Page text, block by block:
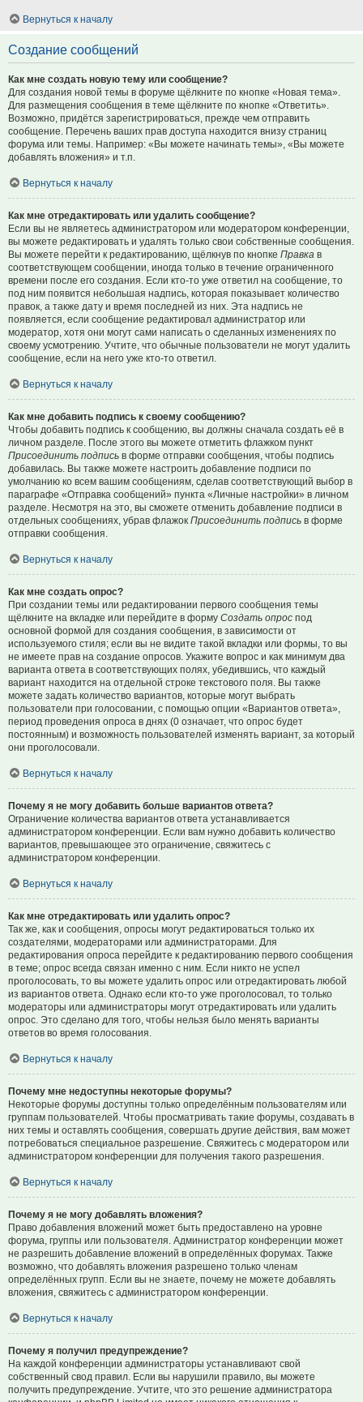
Вернуться к началу
Создание сообщений
Как мне создать новую тему или сообщение?
Для создания новой темы в форуме щёлкните по кнопке «Новая тема».
Для размещения сообщения в теме щёлкните по кнопке «Ответить».
Возможно, придётся зарегистрироваться, прежде чем отправить
сообщение. Перечень ваших прав доступа находится внизу страниц
форума или темы. Например: «Вы можете начинать темы», «Вы можете
добавлять вложения» и т.п.
Вернуться к началу
Как мне отредактировать или удалить сообщение?
Если вы не являетесь администратором или модератором конференции,
вы можете редактировать и удалять только свои собственные сообщения.
Вы можете перейти к редактированию, щёлкнув по кнопке Правка в
соответствующем сообщении, иногда только в течение ограниченного
времени после его создания. Если кто-то уже ответил на сообщение, то
под ним появится небольшая надпись, которая показывает количество
правок, а также дату и время последней из них. Эта надпись не
появляется, если сообщение редактировал администратор или
модератор, хотя они могут сами написать о сделанных изменениях по
своему усмотрению. Учтите, что обычные пользователи не могут удалить
сообщение, если на него уже кто-то ответил.
Вернуться к началу
Как мне добавить подпись к своему сообщению?
Чтобы добавить подпись к сообщению, вы должны сначала создать её в
личном разделе. После этого вы можете отметить флажком пункт
Присоединить подпись в форме отправки сообщения, чтобы подпись
добавилась. Вы также можете настроить добавление подписи по
умолчанию ко всем вашим сообщениям, сделав соответствующий выбор в
параграфе «Отправка сообщений» пункта «Личные настройки» в личном
разделе. Несмотря на это, вы сможете отменить добавление подписи в
отдельных сообщениях, убрав флажок Присоединить подпись в форме
отправки сообщения.
Вернуться к началу
Как мне создать опрос?
При создании темы или редактировании первого сообщения темы
щёлкните на вкладке или перейдите в форму Создать опрос под
основной формой для создания сообщения, в зависимости от
используемого стиля; если вы не видите такой вкладки или формы, то вы
не имеете прав на создание опросов. Укажите вопрос и как минимум два
варианта ответа в соответствующих полях, убедившись, что каждый
вариант находится на отдельной строке текстового поля. Вы также
можете задать количество вариантов, которые могут выбрать
пользователи при голосовании, с помощью опции «Вариантов ответа»,
период проведения опроса в днях (0 означает, что опрос будет
постоянным) и возможность пользователей изменять вариант, за который
они проголосовали.
Вернуться к началу
Почему я не могу добавить больше вариантов ответа?
Ограничение количества вариантов ответа устанавливается
администратором конференции. Если вам нужно добавить количество
вариантов, превышающее это ограничение, свяжитесь с
администратором конференции.
Вернуться к началу
Как мне отредактировать или удалить опрос?
Так же, как и сообщения, опросы могут редактироваться только их
создателями, модераторами или администраторами. Для
редактирования опроса перейдите к редактированию первого сообщения
в теме; опрос всегда связан именно с ним. Если никто не успел
проголосовать, то вы можете удалить опрос или отредактировать любой
из вариантов ответа. Однако если кто-то уже проголосовал, то только
модераторы или администраторы могут отредактировать или удалить
опрос. Это сделано для того, чтобы нельзя было менять варианты
ответов во время голосования.
Вернуться к началу
Почему мне недоступны некоторые форумы?
Некоторые форумы доступны только определённым пользователям или
группам пользователей. Чтобы просматривать такие форумы, создавать в
них темы и оставлять сообщения, совершать другие действия, вам может
потребоваться специальное разрешение. Свяжитесь с модератором или
администратором конференции для получения такого разрешения.
Вернуться к началу
Почему я не могу добавлять вложения?
Право добавления вложений может быть предоставлено на уровне
форума, группы или пользователя. Администратор конференции может
не разрешить добавление вложений в определённых форумах. Также
возможно, что добавлять вложения разрешено только членам
определённых групп. Если вы не знаете, почему не можете добавлять
вложения, свяжитесь с администратором конференции.
Вернуться к началу
Почему я получил предупреждение?
На каждой конференции администраторы устанавливают свой
собственный свод правил. Если вы нарушили правило, вы можете
получить предупреждение. Учтите, что это решение администратора